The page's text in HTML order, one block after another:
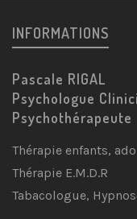
INFORMATIONS
Pascale RIGAL
Psychologue
Psychothérapeute
Thérapie enfants,
Thérapie E.M.D.R
Tabacologue,